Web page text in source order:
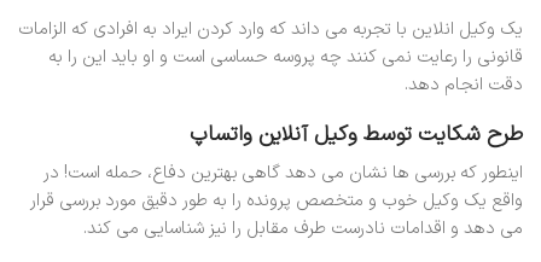
یک وکیل انلاین با تجربه می داند که وارد کردن ایراد به افرادی که الزامات
قانونی را رعایت نمی کنند چه پروسه حساسی است و او باید این را به
دقت انجام دهد.
طرح شکایت توسط وکیل آنلاین واتساپ
اینطور که بررسی ها نشان می دهد گاهی بهترین دفاع، حمله است! در
واقع یک وکیل خوب و متخصص پرونده را به طور دقیق مورد بررسی قرار
می دهد و اقدامات نادرست طرف مقابل را نیز شناسایی می کند.